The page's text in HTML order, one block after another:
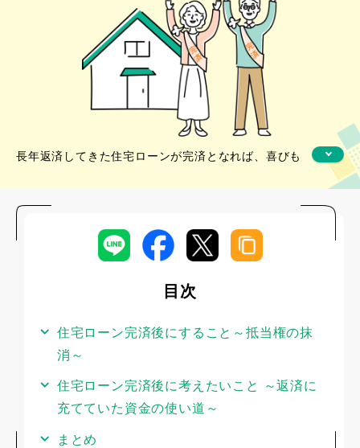
長年返済してきた住宅ローンが完済となれば、喜びも
ると後々面倒なことになる可能性もあります。まずは
手続きをしっかり行うことが重要です。
そのうえで、これまで返済に充ててきた資金をどう使
うべきかじっくり考えてみてはいかがでしょうか。余
ぐためには積み立て方式の金融商品の利用などが考え
られます。
目次
住宅ローン完済後にすること～抵当権の抹
消～
住宅ローン完済後に考えたいこと ～返済に
充てていた資金の使い道～
まとめ